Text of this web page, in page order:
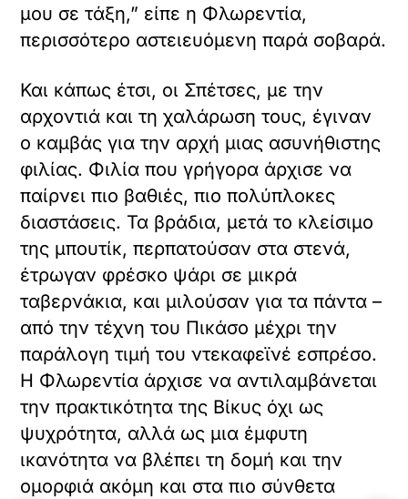
μου σε τάξη,” είπε η Φλωρεντία,
περισσότερο αστειευόμενη παρά σοβαρά.
Και κάπως έτσι, οι Σπέτσες, με την
αρχοντιά και τη χαλάρωση τους, έγιναν
ο καμβάς για την αρχή μιας ασυνήθιστης
φιλίας. Φιλία που γρήγορα άρχισε να
παίρνει πιο βαθιές, πιο πολύπλοκες
διαστάσεις. Τα βράδια, μετά το κλείσιμο
της μπουτίκ, περπατούσαν στα στενά,
έτρωγαν φρέσκο ψάρι σε μικρά
ταβερνάκια, και μιλούσαν για τα πάντα –
από την τέχνη του Πικάσο μέχρι την
παράλογη τιμή του ντεκαφεϊνέ εσπρέσο.
Η Φλωρεντία άρχισε να αντιλαμβάνεται
την πρακτικότητα της Βίκυς όχι ως
ψυχρότητα, αλλά ως μια έμφυτη
ικανότητα να βλέπει τη δομή και την
ομορφιά ακόμη και στα πιο σύνθετα